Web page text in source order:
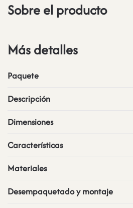
Sobre el producto
Más detalles
Paquete
Descripción
Dimensiones
Características
Materiales
Desempaquetado y montaje